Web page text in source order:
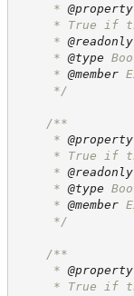
* @property
* True if the
* @readonly
* @type
* @member
*/
/**
* @property
* True if the
* @readonly
* @type
* @member
*/
/**
* @property
* True if the